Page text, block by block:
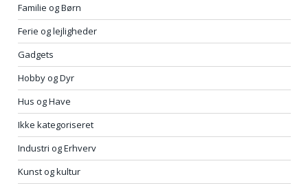
Familie og Børn
Ferie og lejligheder
Gadgets
Hobby og Dyr
Hus og Have
Ikke kategoriseret
Industri og Erhverv
Kunst og kultur